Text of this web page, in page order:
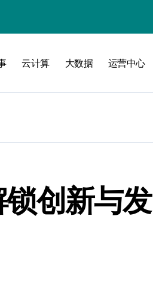
云计算 大数据 运营中心
创新与发